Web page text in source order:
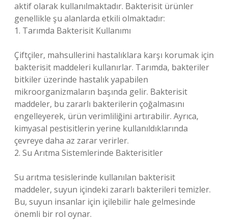
aktif olarak kullanılmaktadır. Bakterisit ürünler
genellikle şu alanlarda etkili olmaktadır:
1. Tarımda Bakterisit Kullanımı
Çiftçiler, mahsullerini hastalıklara karşı korumak için
bakterisit maddeleri kullanırlar. Tarımda, bakteriler
bitkiler üzerinde hastalık yapabilen
mikroorganizmaların başında gelir. Bakterisit
maddeler, bu zararlı bakterilerin çoğalmasını
engelleyerek, ürün verimliliğini artırabilir. Ayrıca,
kimyasal pestisitlerin yerine kullanıldıklarında
çevreye daha az zarar verirler.
2. Su Arıtma Sistemlerinde Bakterisitler
Su arıtma tesislerinde kullanılan bakterisit
maddeler, suyun içindeki zararlı bakterileri temizler.
Bu, suyun insanlar için içilebilir hale gelmesinde
önemli bir rol oynar.